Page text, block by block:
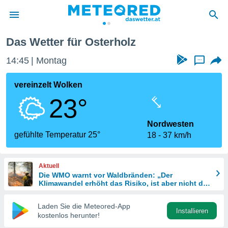
wurde
dass
sind.
diese
Das Wetter für Osterholz
14:45 Montag ...
vereinzelt Wolken
23°
gefühlte Temperatur 25°
Nordwesten
18
37 km/h
Aktuell
Die WMO warnt vor Waldbränden: „Der
Klimawandel erhöht das Risiko, ist aber nicht die
Laden Sie die Meteored-App
kostenlos herunter!
Installieren